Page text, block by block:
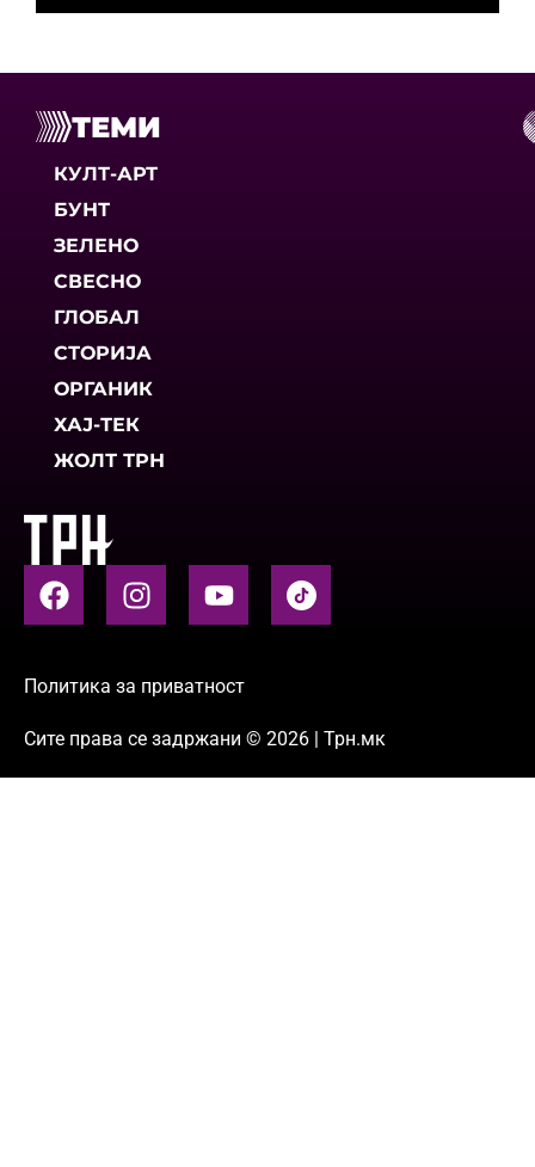
ТЕМИ
КУЛТ-АРТ
БУНТ
ЗЕЛЕНО
СВЕСНО
ГЛОБАЛ
СТОРИЈА
ОРГАНИК
ХАЈ-ТЕК
ЖОЛТ ТРН
Политика за приватност
Сите права се задржани © 2026 | Трн.мк